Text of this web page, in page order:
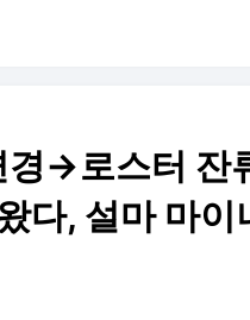
→로스터 잔
다, 설마 마이